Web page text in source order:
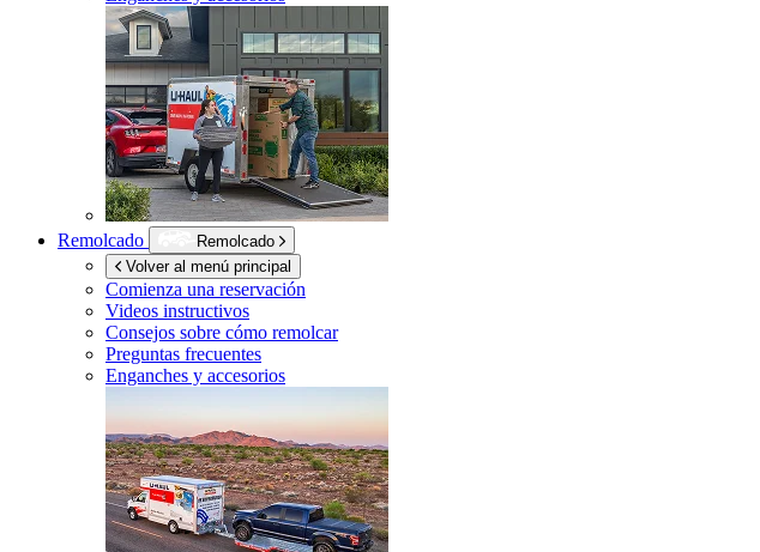
Remolcado
Remolcado
Volver al menú principal
Comienza una reservación
Videos instructivos
Consejos sobre cómo remolcar
Preguntas frecuentes
Enganches y accesorios